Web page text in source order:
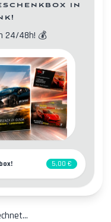
in
24/48h! 💰
5,00 €